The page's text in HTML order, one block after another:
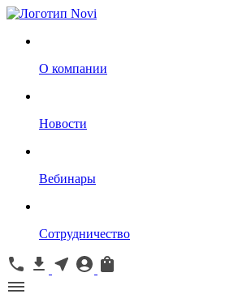
О компании
Новости
Вебинары
Сотрудничество